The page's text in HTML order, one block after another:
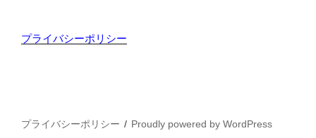
プライバシーポリシー
プライバシーポリシー Proudly powered by WordPress